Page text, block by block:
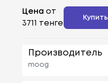
Цена от
3711 тенге
Купить
Производитель
moog